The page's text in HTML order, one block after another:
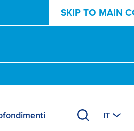
SKIP TO MAIN
IT